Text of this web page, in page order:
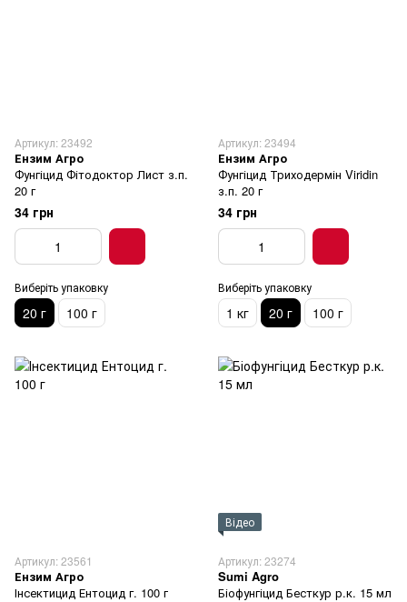
Артикул: 23492
Ензим Агро
Фунгіцид Фітодоктор Лист з.п.
20 г
34 грн
Виберіть упаковку
20 г 100 г
Артикул: 23494
Ензим Агро
Фунгіцид Триходермін Viridin
з.п. 20 г
34 грн
Виберіть упаковку
1 кг 20 г 100 г
Артикул: 23561
Ензим Агро
Інсектицид Ентоцид г. 100 г
Відео
Артикул: 23274
Sumi Agro
Біофунгіцид Бесткур р.к. 15 мл